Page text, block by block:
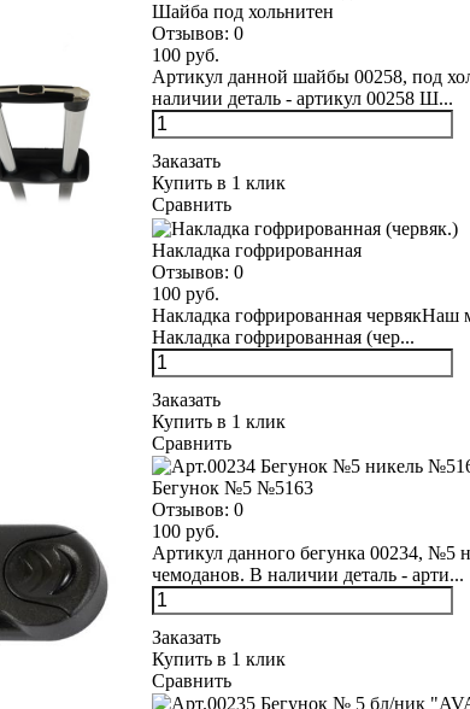
Шайба под хольнитен
Отзывов: 0
100 руб.
Артикул данной шайбы 00258, под
наличии деталь - артикул 00258 Ш...
Заказать
Купить в 1 клик
Сравнить
Накладка гофрированная
Отзывов: 0
100 руб.
Накладка гофрированная червякНаш
Накладка гофрированная (чер...
Заказать
Купить в 1 клик
Сравнить
Бегунок №5 №5163
Отзывов: 0
100 руб.
Артикул данного бегунка 00234, №5
чемоданов. В наличии деталь - арти...
Заказать
Купить в 1 клик
Сравнить